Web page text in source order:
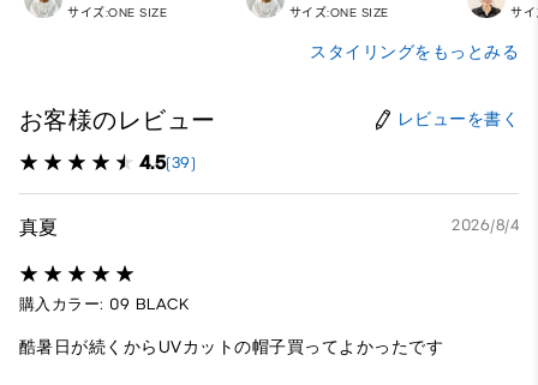
サイズ:ONE SIZE サイズ:ONE SIZE サ
スタイリングをもっとみる
お客様のレビュー レビューを書く
4.5(39)
真夏 2026/8/4
購入カラー: 09 BLACK
酷暑日が続くからUVカットの帽子買ってよかったです